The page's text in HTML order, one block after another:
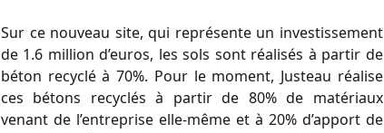
Sur ce nouveau site, qui représente un investissement
de 1.6 million d’euros, les sols sont réalisés à partir de
béton recyclé à 70%. Pour le moment, Justeau réalise
ces bétons recyclés à partir de 80% de matériaux
venant de l’entreprise elle-même et à 20% d’apport de